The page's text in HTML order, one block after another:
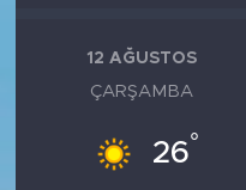
12 AĞUSTOS
ÇARŞAMBA
26°